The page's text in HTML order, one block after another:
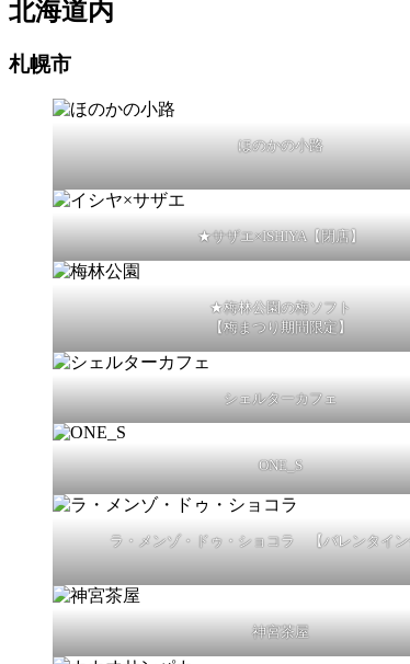
北海道内
札幌市
ほのかの小路
★サザエ×ISHIYA【閉店】
★梅林公園の梅ソフト
【梅まつり期間限定】
シェルターカフェ
ONE_S
ラ・メンゾ・ドゥ・ショコラ 【バレンタイン
神宮茶屋